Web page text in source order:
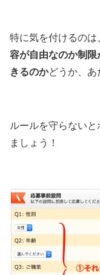
特に気を付けるのは、
容が自由なのか制
きるのかどうか、あ
ルールを守らない
ましょう！